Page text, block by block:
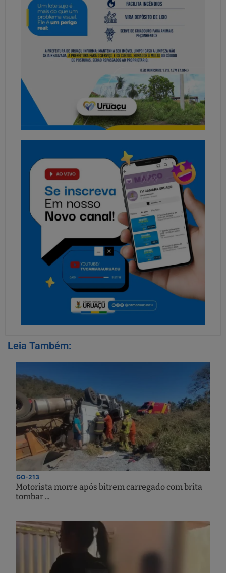
Leia Também:
GO-213
Motorista morre após bitrem carregado com brita
tombar ...